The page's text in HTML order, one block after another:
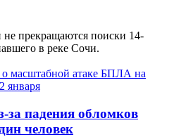
прекращаются поиски 14-
в реке Сочи.
за падения обломков
человек